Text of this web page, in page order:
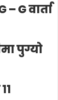
G वार्ता
पुग्यो